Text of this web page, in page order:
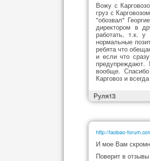
Вожу с
груз с
"обозвал"
директором в
работать, т.к.
нормальные
ребята что
и если что
вообще.
Карговоз и
Руля13
http://taobao-
И мое Вам
Поверит в